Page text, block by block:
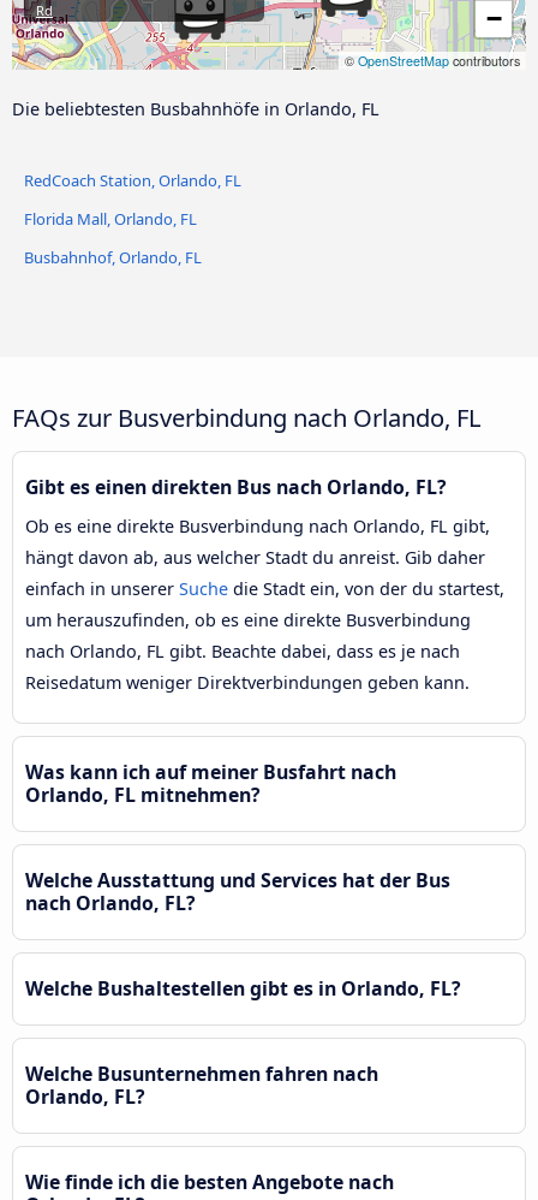
−
© OpenStreetMap contributors
Rd
Dahlia Dr and S Semoran Blvd
Die beliebtesten Busbahnhöfe in Orlando, FL
RedCoach Station, Orlando, FL
Florida Mall, Orlando, FL
Busbahnhof, Orlando, FL
FAQs zur Busverbindung nach Orlando, FL
Gibt es einen direkten Bus nach Orlando, FL?
Ob es eine direkte Busverbindung nach Orlando, FL gibt,
hängt davon ab, aus welcher Stadt du anreist. Gib daher
einfach in unserer Suche die Stadt ein, von der du startest,
um herauszufinden, ob es eine direkte Busverbindung
nach Orlando, FL gibt. Beachte dabei, dass es je nach
Reisedatum weniger Direktverbindungen geben kann.
Was kann ich auf meiner Busfahrt nach
Orlando, FL mitnehmen?
Welche Ausstattung und Services hat der Bus
nach Orlando, FL?
Welche Bushaltestellen gibt es in Orlando, FL?
Welche Busunternehmen fahren nach
Orlando, FL?
Wie finde ich die besten Angebote nach